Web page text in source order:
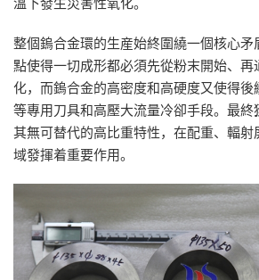
整個鎢合金環的生産始終圍繞一個核心
點使得一切成形都必須先從粉末開始、再
化，而鎢合金的高密度和高硬度又使得
等專用刀具和高壓大流量冷卻手段。最
其無可替代的高比重特性，在配重、輻
域發揮着重要作用。